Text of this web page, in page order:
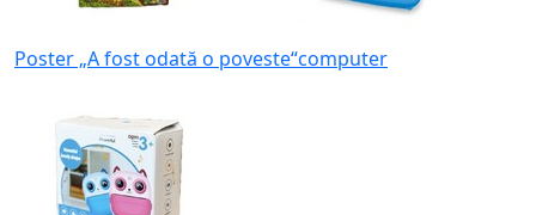
Poster „A fost odată o poveste“computer